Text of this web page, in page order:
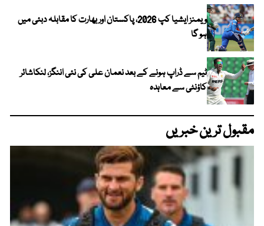
ویمنز ایشیا کپ 2026، پاکستان اور بھارت کا مقابلہ دبئی میں
ہو گا
ٹیم سے ڈراپ ہونے کے بعد نعمان علی کی نئی اننگز، لنکاشائر
کاؤنٹی سے معاہدہ
مقبول ترین خبریں